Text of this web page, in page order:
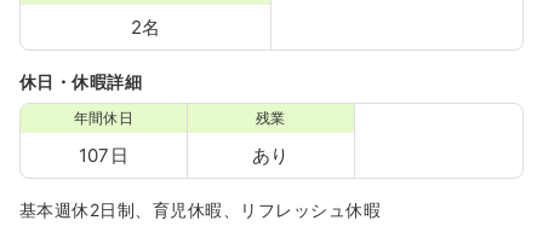
2名
休日・休暇詳細
年間休日
107日
残業
あり
基本週休2日制、育児休暇、リフレッシュ休暇